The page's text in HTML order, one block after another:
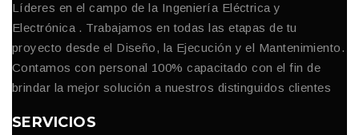
Líderes en el campo de la Ingeniería Eléctrica y
Electrónica . Trabajamos en todas las etapas de tu
proyecto desde el Diseño, la Ejecución y el Mantenimiento.
Contamos con personal 100% capacitado con el fin de
brindar la mejor solución a nuestros distinguidos clientes
SERVICIOS